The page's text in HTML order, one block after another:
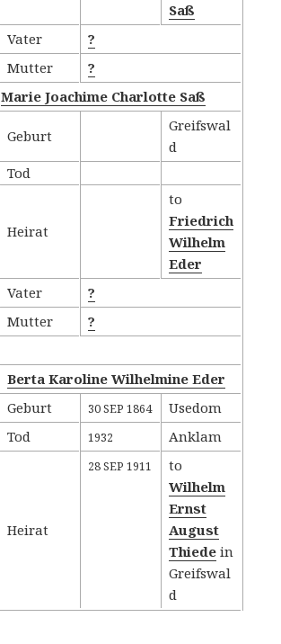
Saß
Vater
?
Mutter
?
Marie Joachime Charlotte Saß
Geburt
Greifswal
d
Tod
Heirat
to
Friedrich
Wilhelm
Eder
Vater
?
Mutter
?
Berta Karoline Wilhelmine Eder
Geburt
30 SEP 1864
Usedom
Tod
1932 Anklam
Heirat
28 SEP 1911
to
Wilhelm
Ernst
August
Thiede in
Greifswal
d